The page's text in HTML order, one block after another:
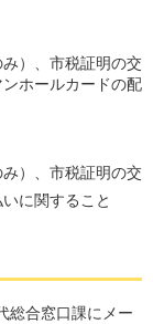
）、市税証明の交
ホールカードの配
）、市税証明の交
に関すること
総合窓口課にメー